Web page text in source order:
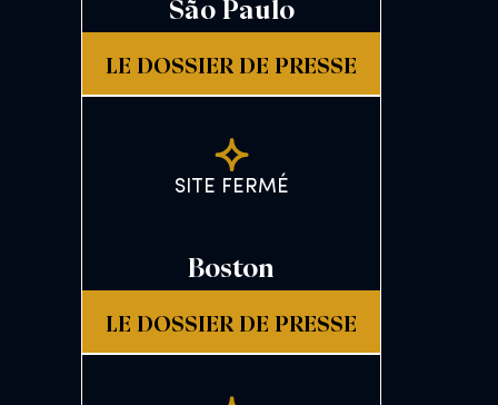
São Paulo
LE DOSSIER DE PRESSE
SITE FERMÉ
Boston
LE DOSSIER DE PRESSE